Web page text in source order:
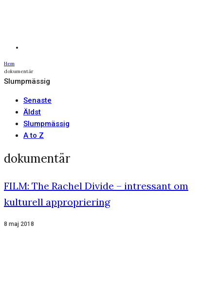
Hem
dokumentär
Slumpmässig
Senaste
Äldst
Slumpmässig
A to Z
dokumentär
FILM: The Rachel Divide – intressant om
kulturell appropriering
8 maj 2018